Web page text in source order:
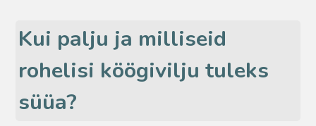
Kui palju ja milliseid
rohelisi köögivilju tuleks
süüa?